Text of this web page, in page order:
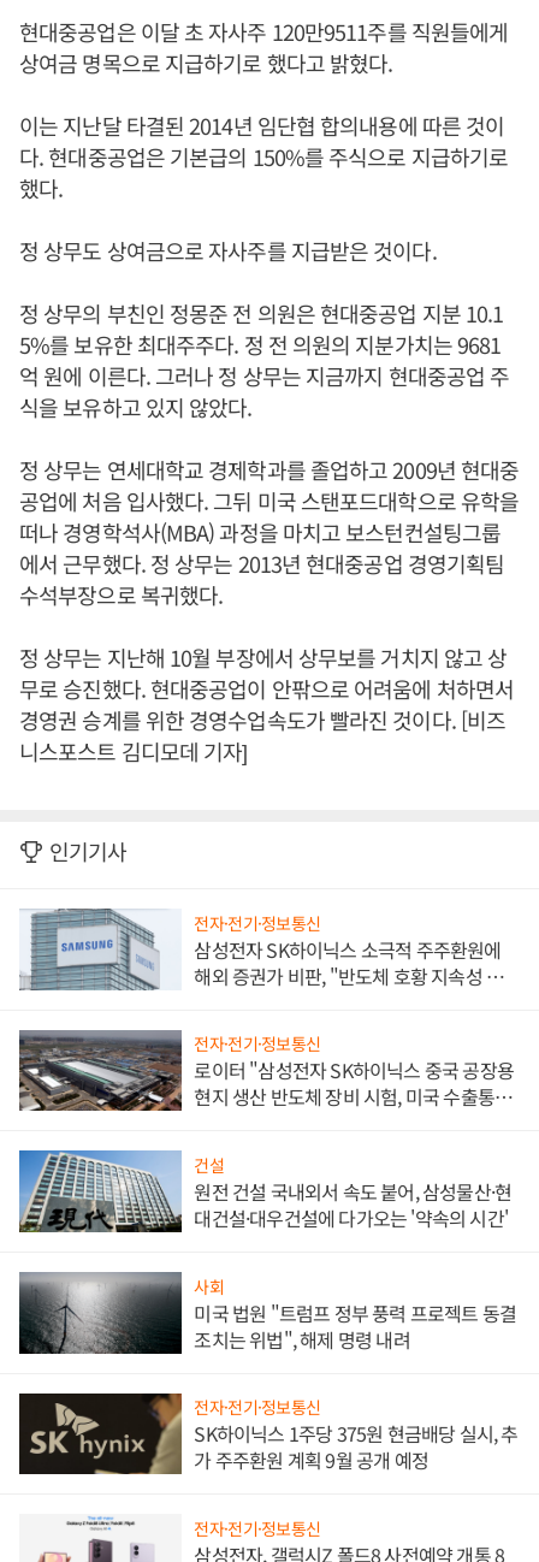
현대중공업은 이달 초 자사주 120만9511주를 직원들에게
상여금 명목으로 지급하기로 했다고 밝혔다.
이는 지난달 타결된 2014년 임단협 합의내용에 따른 것이
다. 현대중공업은 기본급의 150%를 주식으로 지급하기로
했다.
정 상무도 상여금으로 자사주를 지급받은 것이다.
정 상무의 부친인 정몽준 전 의원은 현대중공업 지분 10.1
5%를 보유한 최대주주다. 정 전 의원의 지분가치는 9681
억 원에 이른다. 그러나 정 상무는 지금까지 현대중공업 주
식을 보유하고 있지 않았다.
정 상무는 연세대학교 경제학과를 졸업하고 2009년 현대중
공업에 처음 입사했다. 그뒤 미국 스탠포드대학으로 유학을
떠나 경영학석사(MBA) 과정을 마치고 보스턴컨설팅그룹
에서 근무했다. 정 상무는 2013년 현대중공업 경영기획팀
수석부장으로 복귀했다.
정 상무는 지난해 10월 부장에서 상무보를 거치지 않고 상
무로 승진했다. 현대중공업이 안팎으로 어려움에 처하면서
경영권 승계를 위한 경영수업속도가 빨라진 것이다. [비즈
니스포스트 김디모데 기자]
인기기사
전자·전기·정보통신
삼성전자 SK하이닉스 소극적 주주환원에
해외 증권가 비판, "반도체 호황 지속성 의
전자·전기·정보통신
로이터 "삼성전자 SK하이닉스 중국 공장용
현지 생산 반도체 장비 시험, 미국 수출통제
건설
원전 건설 국내외서 속도 붙어, 삼성물산·현
대건설·대우건설에 다가오는 '약속의 시간'
사회
미국 법원 "트럼프 정부 풍력 프로젝트 동결
조치는 위법", 해제 명령 내려
전자·전기·정보통신
SK하이닉스 1주당 375원 현금배당 실시, 추
가 주주환원 계획 9월 공개 예정
전자·전기·정보통신
삼성전자, 갤럭시Z 폴드8 사전예약 개통 8